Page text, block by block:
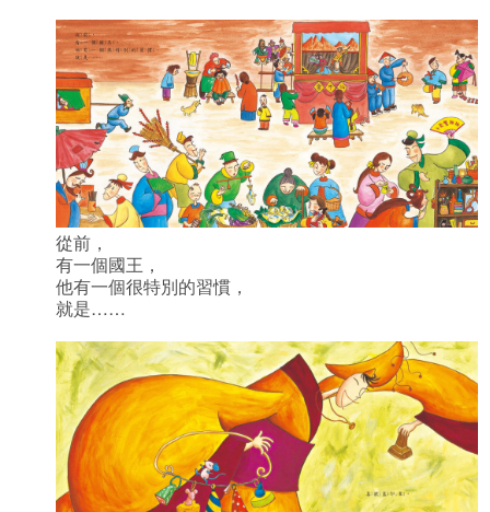
從前，
有一個國王，
他有一個很特別的習慣，
就是……